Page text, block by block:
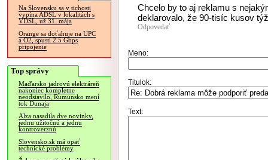
Na Slovensku sa v tichosti
vypína ADSL v lokalitách s
VDSL, už 31. mája
Orange sa doťahuje na UPC
a O2, spustí 2.5 Gbps
pripojenie
Top správy
Maďarsko jadrovú elektráreň
nakoniec kompletne
neodstavilo, Rumunsko mení
tok Dunaja
Alza nasadila dve novinky,
jednu užitočnú a jednu
kontroverznú
Slovensko.sk má opäť
technické problémy
Chcelo by to aj reklamu s
deklarovalo, že 90-tisíc kusov
Odpovedať
Meno:
Titulok:
Text: